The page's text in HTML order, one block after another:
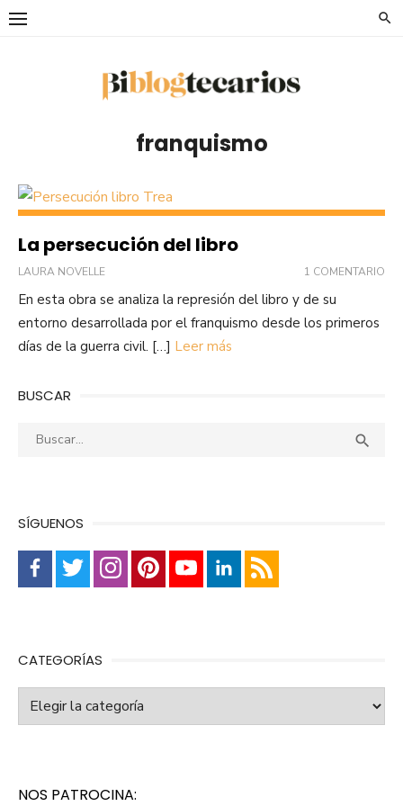
Saltar
franquismo
La persecución del libro
LAURA NOVELLE 1 COMENTARIO
En esta obra se analiza la represión del libro y de su
entorno desarrollada por el franquismo desde los primeros
días de la guerra civil. […] Leer más
BUSCAR
Buscar: 
SÍGUENOS
CATEGORÍAS
Categorías
NOS PATROCINA: